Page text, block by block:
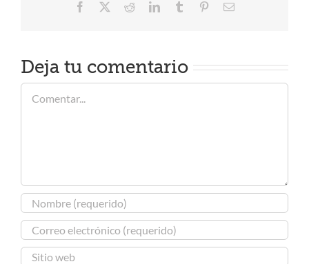
Facebook RedditLinkedInTumblr PinterestCorreo
Deja tu comentario
Comentar